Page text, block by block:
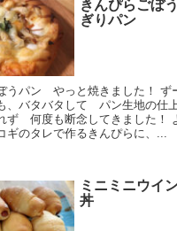
きんぴらごぼ
ぎりパン
うパン やっと焼きました！ ず
、バタバタして パン生地の仕
ず 何度も断念してきました！
ギのタレで作るきんぴらに、...
ミニミニウイ
丼